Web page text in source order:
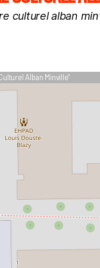
culturel alban
Alban Minville"